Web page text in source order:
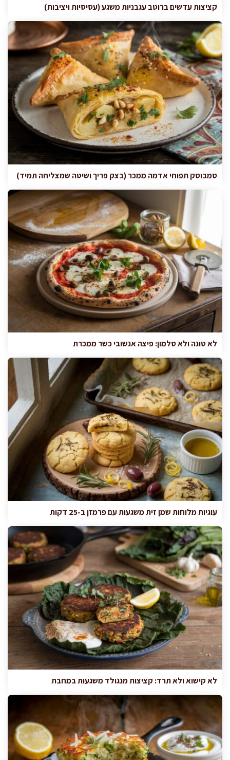
קציצות עדשים ברוטב עגבניות משגע (עסיסיות ויציבות)
סמבוסק תפוחי אדמה ממכר (בצק פריך ושיטה שמצליחה תמיד)
לא טונה ולא סלמון: פיצה אנשובי כשר ממכרת
עוגיות מלוחות שמן זית משגעות עם פרמזן ב-25 דקות
לא קישוא ולא תרד: קציצות מנגולד משגעות במחבת